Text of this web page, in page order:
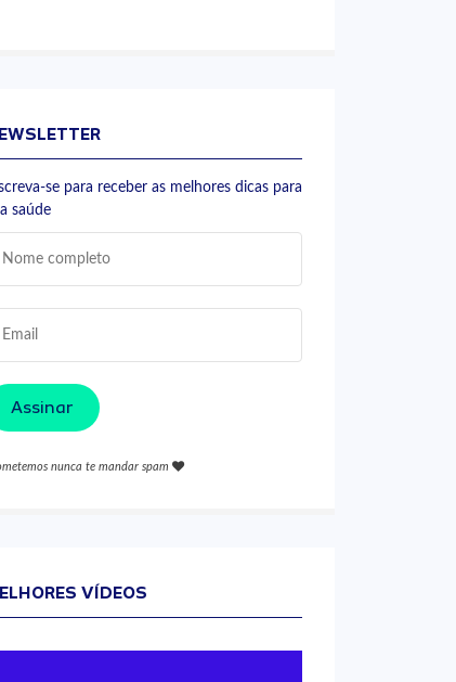
se para receber as melhores dicas para
saúde
Assinar
nunca te mandar spam
VÍDEOS